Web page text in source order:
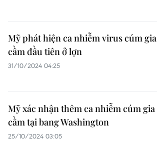
Mỹ phát hiện ca nhiễm virus cúm gia
cầm đầu tiên ở lợn
31/10/2024 04:25
Mỹ xác nhận thêm ca nhiễm cúm gia
cầm tại bang Washington
25/10/2024 03:05